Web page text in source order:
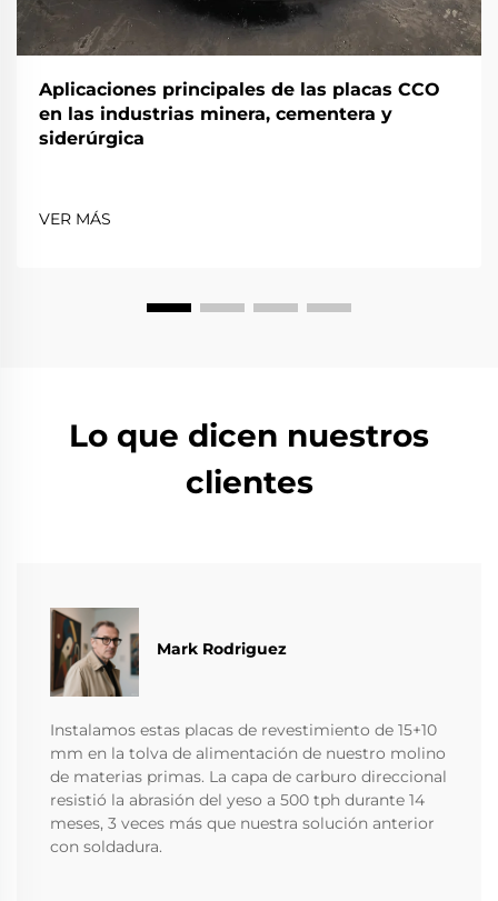
Aplicaciones principales de las placas CCO
en las industrias minera, cementera y
siderúrgica
VER MÁS
Lo que dicen nuestros
clientes
Mark Rodriguez
Instalamos estas placas de revestimiento de 15+10
mm en la tolva de alimentación de nuestro molino
de materias primas. La capa de carburo direccional
resistió la abrasión del yeso a 500 tph durante 14
meses, 3 veces más que nuestra solución anterior
con soldadura.